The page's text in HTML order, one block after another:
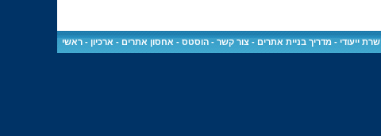
שרת ייעודי - מדריך בניית אתרים - צור קשר - הוסטס - אחסון אתרים - ארכיון - ראשי